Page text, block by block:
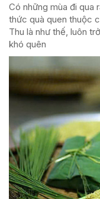
Có những mùa đi qua
thức quà quen thuộc
Thu là như thế, luôn
khó quên